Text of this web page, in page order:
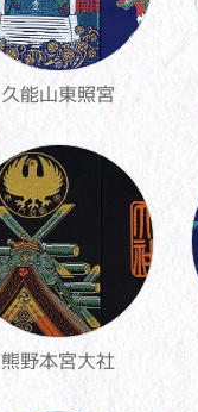
久能山東照宮
熊野本宮大社